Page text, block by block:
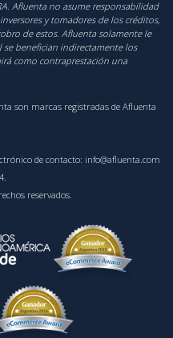
Afluenta no asume responsabilidad
y tomadores de los créditos,
de estos. Afluenta solamente le
se benefician indirectamente los
como contraprestación una
son marcas registradas de Afluenta
de contacto: info@afluenta.com
reservados.